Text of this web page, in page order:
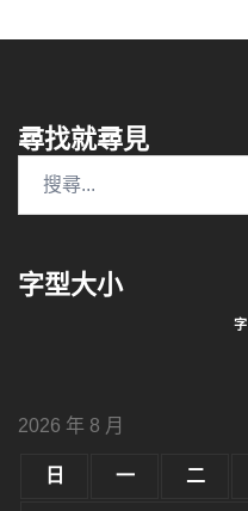
尋找就尋見
字:
字型大小
字
2026 年 8 月
日 一 二